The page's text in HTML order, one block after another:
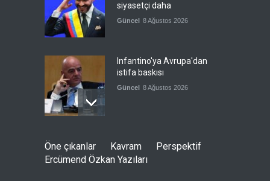
siyasetçi daha
Güncel 8 Ağustos 2026
Infantino'ya Avrupa'dan
istifa baskısı
Güncel 8 Ağustos 2026
Kolombiya, solcu Petro'nun
yerine aşırı sağcı Espriella'yı
getirdi
Öne çıkanlar Kavram
Perspektif
Ercümend Özkan Yazıları